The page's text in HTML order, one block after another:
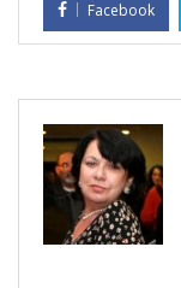
Facebook